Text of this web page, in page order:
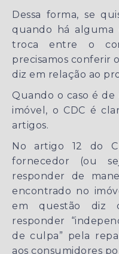
Dessa forma, se
quando há alguma
troca entre o
precisamos conferir
diz em relação ao
Quando o caso é
imóvel, o CDC é
artigos.
No artigo 12 do
fornecedor (ou
responder de
encontrado no
em questão diz
responder
de culpa” pela
aos consumidores